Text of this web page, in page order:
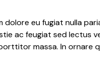
dolore eu fugiat nulla
ac feugiat sed lectus
massa. In ornare